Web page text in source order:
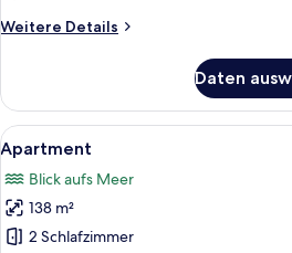
Weitere Details
Weitere
Daten
Alle
Fotos
für
Apartment
anzeigen
Ein
7
Apartment
Blick aufs Meer
138 m²
2 Schlafzimmer